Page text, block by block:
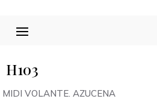
H103
MIDI VOLANTE. AZUCENA